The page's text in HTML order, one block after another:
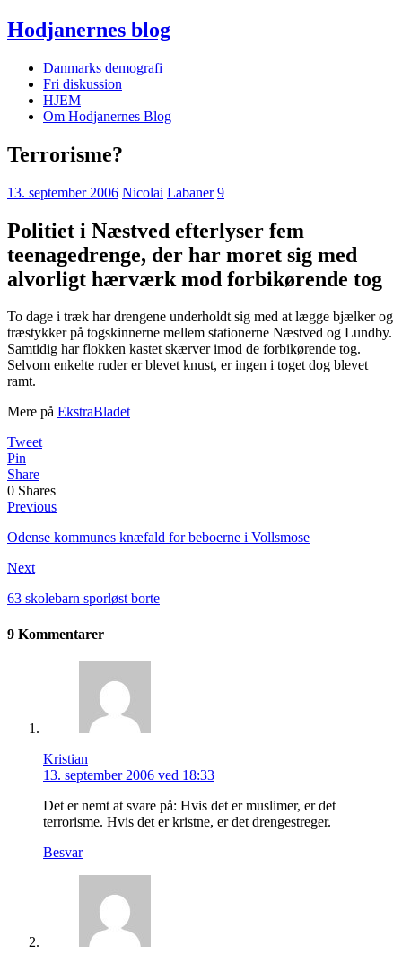
Hodjanernes blog
Danmarks demografi
Fri diskussion
HJEM
Om Hodjanernes Blog
Terrorisme?
13. september 2006 Nicolai Labaner 9
Politiet i Næstved efterlyser fem
teenagedrenge, der har moret sig med
alvorligt hærværk mod forbikørende tog
To dage i træk har drengene underholdt sig med at lægge bjælker og
træstykker på togskinnerne mellem stationerne Næstved og Lundby.
Samtidig har flokken kastet skærver imod de forbikørende tog.
Selvom enkelte ruder er blevet knust, er ingen i toget dog blevet
ramt.
Mere på EkstraBladet
Tweet
Pin
Share
0 Shares
Previous
Odense kommunes knæfald for beboerne i Vollsmose
Next
63 skolebarn sporløst borte
9 Kommentarer
Kristian
13. september 2006 ved 18:33
Det er nemt at svare på: Hvis det er muslimer, er det
terrorisme. Hvis det er kristne, er det drengestreger.
Besvar